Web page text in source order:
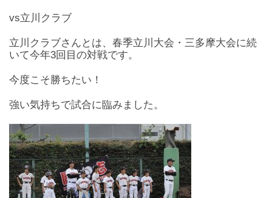
vs立川クラブ
立川クラブさんとは、春季立川大会・三多摩大会に続
いて今年3回目の対戦です。
今度こそ勝ちたい！
強い気持ちで試合に臨みました。